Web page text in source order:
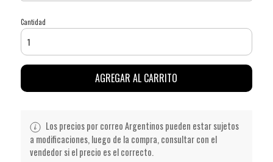
Cantidad
AGREGAR AL CARRITO
Los precios por correo Argentinos pueden estar sujetos
a modificaciones, luego de la compra, consultar con el
vendedor si el precio es el correcto.